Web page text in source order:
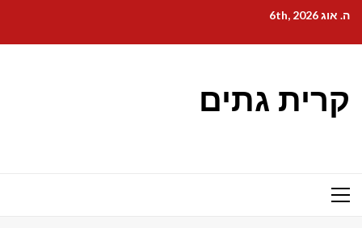
content
ה. אוג 6th, 2026
קרית גתים
Primary